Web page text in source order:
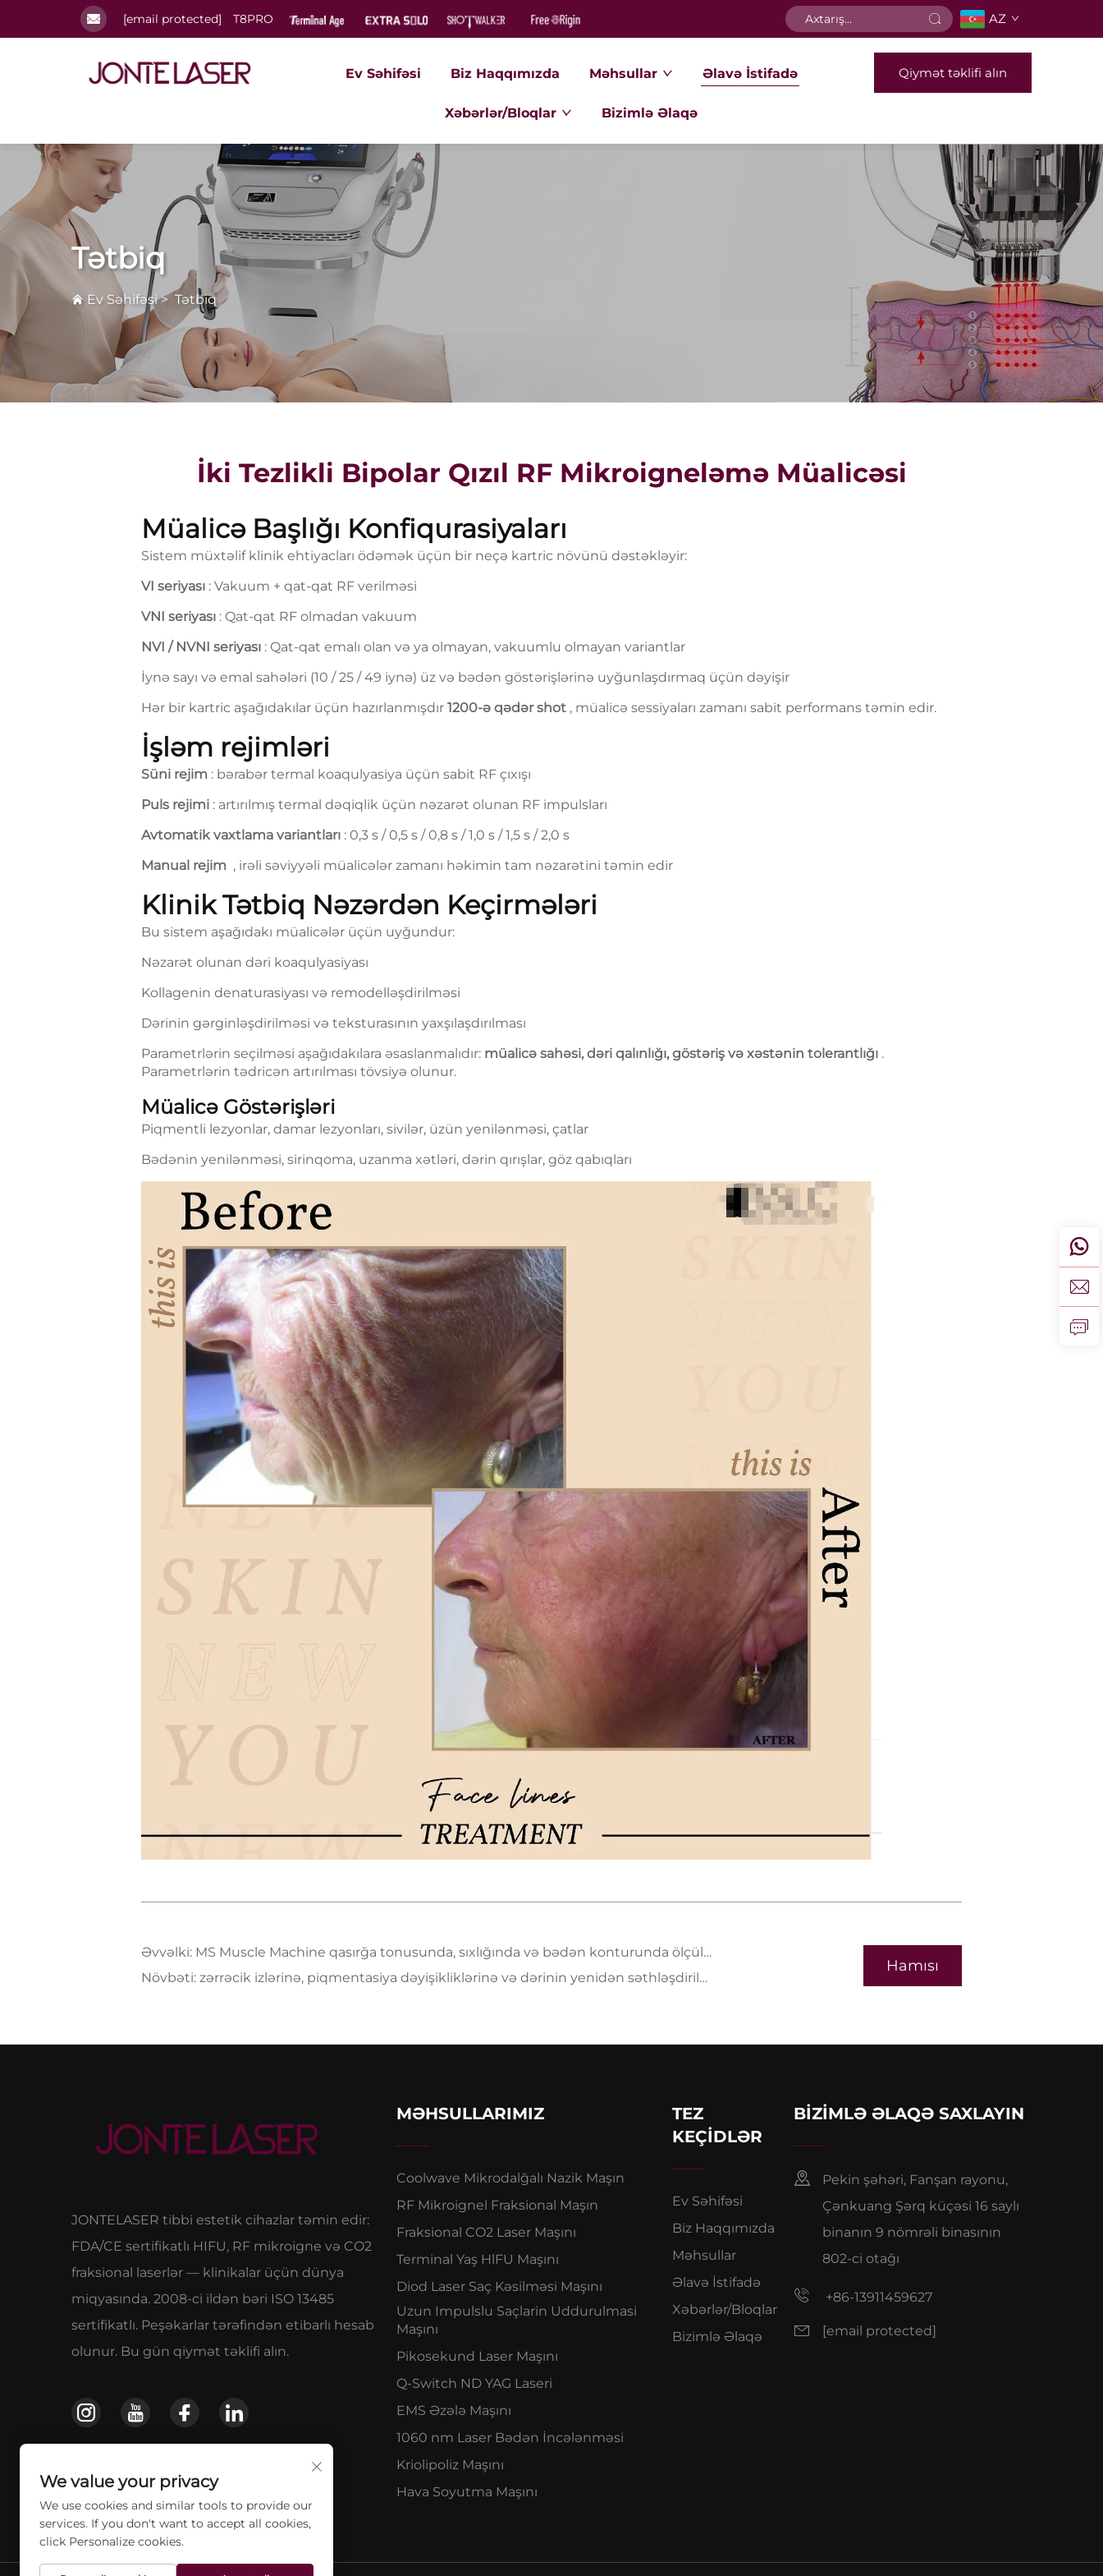
[email protected] T8PRO AZ
Ev Səhifəsi Biz Haqqımızda Məhsullar Əlavə İstifadə
Xəbərlər/Bloqlar Bizimlə Əlaqə
Qiymət təklifi alın
Tətbiq
Ev Səhifəsi> Tətbiq
İki Tezlikli Bipolar Qızıl RF Mikroigneləmə Müalicəsi
Müalicə Başlığı Konfiqurasiyaları
Sistem müxtəlif klinik ehtiyacları ödəmək üçün bir neçə kartric növünü dəstəkləyir:
VI seriyası : Vakuum + qat-qat RF verilməsi
VNI seriyası : Qat-qat RF olmadan vakuum
NVI / NVNI seriyası : Qat-qat emalı olan və ya olmayan, vakuumlu olmayan variantlar
İynə sayı və emal sahələri (10 / 25 / 49 iynə) üz və bədən göstərişlərinə uyğunlaşdırmaq üçün dəyişir
Hər bir kartric aşağıdakılar üçün hazırlanmışdır 1200-ə qədər shot , müalicə sessiyaları zamanı sabit performans təmin edir.
İşləm rejimləri
Süni rejim : bərabər termal koaqulyasiya üçün sabit RF çıxışı
Puls rejimi : artırılmış termal dəqiqlik üçün nəzarət olunan RF impulsları
Avtomatik vaxtlama variantları : 0,3 s / 0,5 s / 0,8 s / 1,0 s / 1,5 s / 2,0 s
Manual rejim , irəli səviyyəli müalicələr zamanı həkimin tam nəzarətini təmin edir
Klinik Tətbiq Nəzərdən Keçirmələri
Bu sistem aşağıdakı müalicələr üçün uyğundur:
Nəzarət olunan dəri koaqulyasiyası
Kollagenin denaturasiyası və remodelləşdirilməsi
Dərinin gərginləşdirilməsi və teksturasının yaxşılaşdırılması
Parametrlərin seçilməsi aşağıdakılara əsaslanmalıdır: müalicə sahəsi, dəri qalınlığı, göstəriş və xəstənin tolerantlığı .
Parametrlərin tədricən artırılması tövsiyə olunur.
Müalicə Göstərişləri
Piqmentli lezyonlar, damar lezyonları, sivilər, üzün yenilənməsi, çatlar
Bədənin yenilənməsi, sirinqoma, uzanma xətləri, dərin qırışlar, göz qabıqları
Əvvəlki: MS Muscle Machine qasırğa tonusunda, sıxlığında və bədən konturunda ölçülmüş yaxşılaşmalar göstərir
Növbəti: zərrəcik izlərinə, piqmentasiya dəyişikliklərinə və dərinin yenidən səthləşdirilməsinə xüsusi diqqət yetirilir
Hamısı
JONTELASER tibbi estetik cihazlar təmin edir:
FDA/CE sertifikatlı HIFU, RF mikroigne və CO2
fraksional laserlər — klinikalar üçün dünya
miqyasında. 2008-ci ildən bəri ISO 13485
sertifikatlı. Peşəkarlar tərəfindən etibarlı hesab
olunur. Bu gün qiymət təklifi alın.
MƏHSULLARIMIZ
Coolwave Mikrodalğalı Nazik Maşın
RF Mikroignel Fraksional Maşın
Fraksional CO2 Laser Maşını
Terminal Yaş HlFU Maşını
Diod Laser Saç Kəsilməsi Maşını
Uzun Impulslu Saçlarin Uddurulmasi
Maşını
Pikosekund Laser Maşını
Q-Switch ND YAG Laseri
EMS Əzələ Maşını
1060 nm Laser Bədən İncələnməsi
Kriolipoliz Maşını
Hava Soyutma Maşını
TEZ
KEÇIDLƏR
Ev Səhifəsi
Biz Haqqımızda
Məhsullar
Əlavə İstifadə
Xəbərlər/Bloqlar
Bizimlə Əlaqə
BIZIMLƏ ƏLAQƏ SAXLAYIN
Pekin şəhəri, Fanşan rayonu,
Çənkuang Şərq küçəsi 16 saylı
binanın 9 nömrəli binasının
802-ci otağı
+86-13911459627
[email protected]
We value your privacy
We use cookies and similar tools to provide our
services. If you don't want to accept all cookies,
click Personalize cookies.